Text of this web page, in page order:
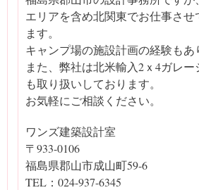
エリアを含め北関東でお仕事させ
ます。
キャンプ場の施設計画の経験もあ
また、弊社は北米輸入2ｘ4ガレ
も取り扱いしております。
お気軽にご相談ください。
ワンズ建築設計室
〒933-0106
福島県郡山市成山町59-6
TEL：024-937-6345